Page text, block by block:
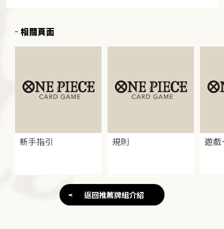
相關頁面
新手指引 規則 遊
返回推薦牌組介紹